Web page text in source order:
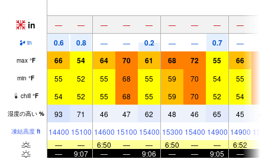
in — — — — — — — — —
in 0.6 0.8 — — 0.2 — — 0.7 —
max °F 66 54 64 70 61 68 72 55 66
min °F 55 52 55 68 55 59 70 54 55
chill °F 54 52 55 68 55 59 70 52 54
湿度の高い % 93 71 46 47 62 48 46 65 45
凍結高度 ft 14400 15100 14600 15100 15400 15300 15400 14900 14900
—
— 6:50 — — 6:50 — — 6:52
—
9:07 — — 9:06 — — 9:05 —